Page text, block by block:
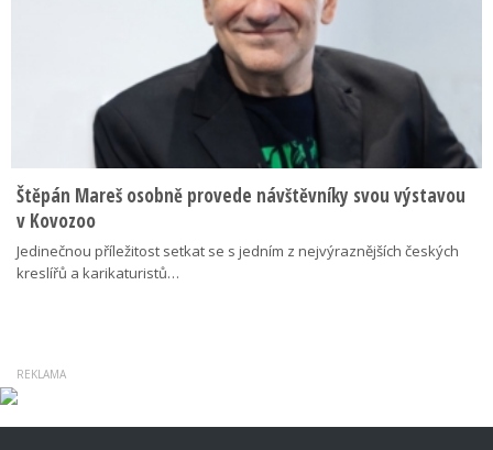
Štěpán Mareš osobně provede návštěvníky svou výstavou
v Kovozoo
Jedinečnou příležitost setkat se s jedním z nejvýraznějších českých
kreslířů a karikaturistů…